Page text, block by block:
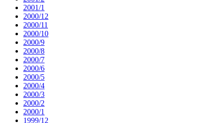
2001/1
2000/12
2000/11
2000/10
2000/9
2000/8
2000/7
2000/6
2000/5
2000/4
2000/3
2000/2
2000/1
1999/12